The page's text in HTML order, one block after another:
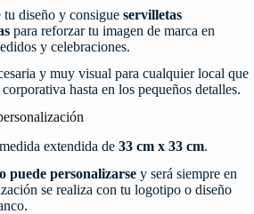
diseño y consigue servilletas
para reforzar tu imagen de marca en
y celebraciones.
y muy visual para cualquier local que
hasta en los pequeños detalles.
extendida de 33 cm x 33 cm.
puede personalizarse y será siempre en
se realiza con tu logotipo o diseño